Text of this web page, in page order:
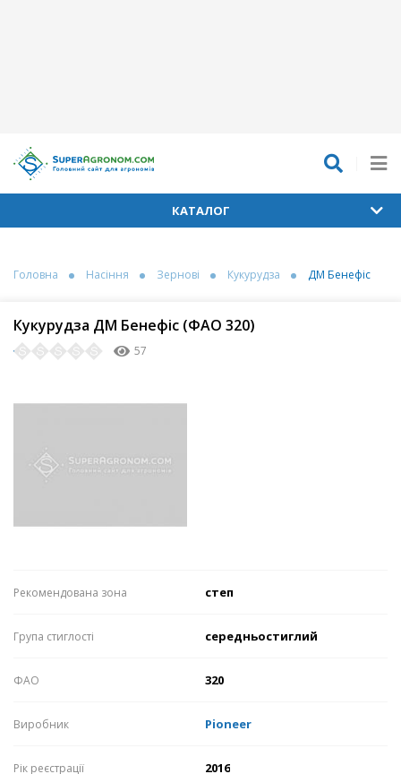
КАТАЛОГ
Головна Насіння Зернові Кукурудза ДМ Бенефіс
Кукурудза ДМ Бенефіс (ФАО 320)
57
Рекомендована зона степ
Група стиглості середньостиглий
ФАО 320
Виробник Pioneer
Рік реєстрації 2016